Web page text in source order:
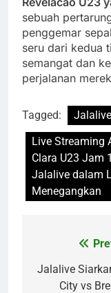
sebuah
penggemar
seru dari kedua
semangat dan
perjalanan
Tagged:
Jalalive
Live Streaming
Clara U23 Jam
Jalalive dalam
Menegangkan
Jalalive
City vs